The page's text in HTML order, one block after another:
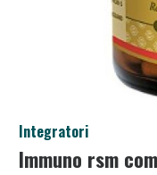
Integratori
Immuno rsm
Salini e